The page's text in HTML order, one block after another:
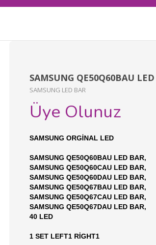
SAMSUNG QE50Q60BAU
SAMSUNG LED BAR
Üye Olunuz
SAMSUNG ORGİNAL LED
SAMSUNG QE50Q60BAU LED BAR,
SAMSUNG QE50Q60CAU LED BAR,
SAMSUNG QE50Q60DAU LED BAR,
SAMSUNG QE50Q67BAU LED BAR,
SAMSUNG QE50Q67CAU LED BAR,
SAMSUNG QE50Q67DAU LED BAR,
40 LED
1 SET LEFT1 RİGHT1